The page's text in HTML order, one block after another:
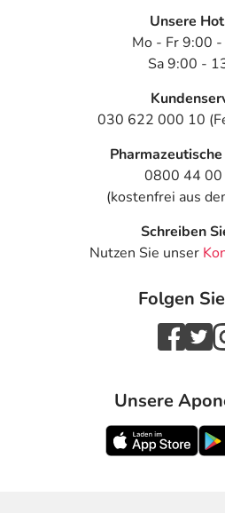
Unsere
Mo - Fr 9:00
Sa 9:00 -
030 622 000 10
0800 44
(kostenfrei aus
Schreiben
Nutzen Sie unser
Folgen
Unsere